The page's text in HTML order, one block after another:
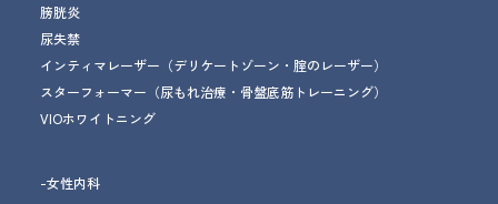
膀胱炎
尿失禁
インティマレーザー （デリケートゾーン・腟のレーザー）
スターフォーマー （尿もれ治療 ・骨盤底筋トレーニング）
VIOホワイトニング
-女性内科